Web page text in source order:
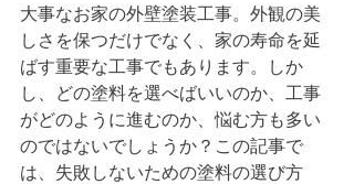
大事なお家の外壁塗装工事。外観の美
しさを保つだけでなく、家の寿命を延
ばす重要な工事でもあります。しか
し、どの塗料を選べばいいのか、工事
がどのように進むのか、悩む方も多い
のではないでしょうか？この記事で
は、失敗しないための塗料の選び方